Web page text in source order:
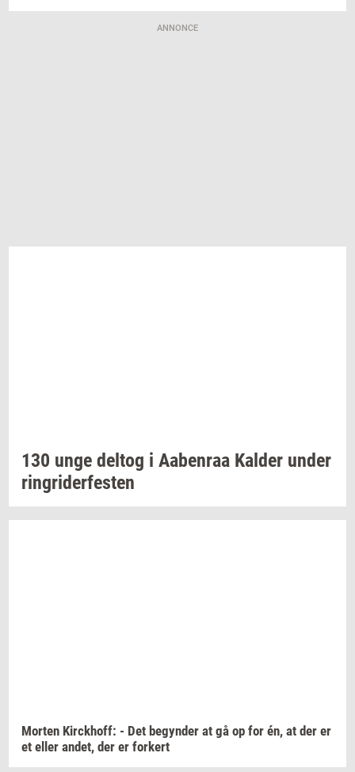
ANNONCE
130 unge delt­og i Aa­ben­raa Kal­der under
rin­gri­der­fe­sten
Mor­ten Kirck­hoff: - Det be­gyn­der at gå op for én, at der er
et eller andet, der er for­kert